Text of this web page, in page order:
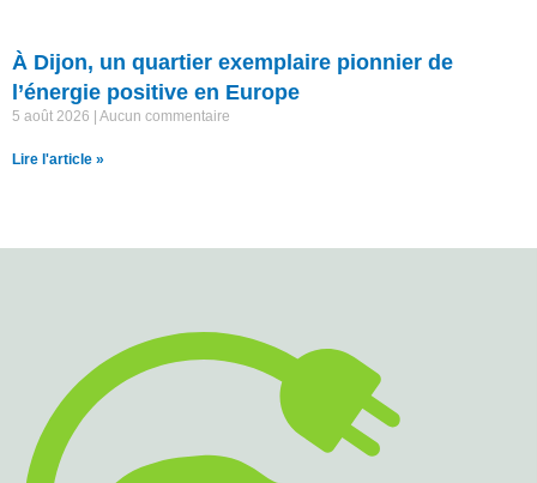
À Dijon, un quartier exemplaire pionnier de
l’énergie positive en Europe
5 août 2026 Aucun commentaire
Lire l'article »